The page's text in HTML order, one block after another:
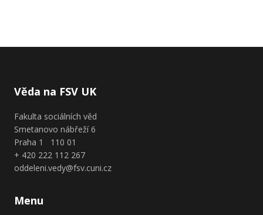
Věda na FSV UK
Fakulta sociálních věd
Smetanovo nábřeží 6
Praha 1 110 01
+ 420 222 112 267
oddeleni.vedy@fsv.cuni.cz
Menu